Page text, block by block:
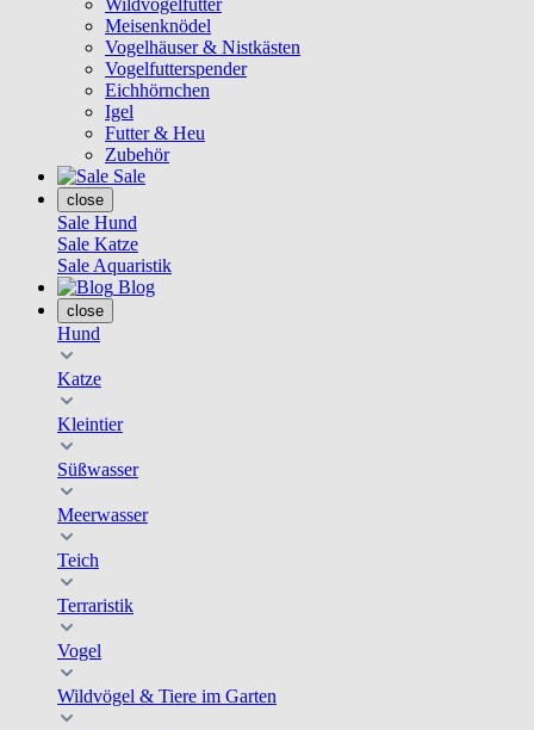
Wildvogelfutter
Meisenknödel
Vogelhäuser & Nistkästen
Vogelfutterspender
Eichhörnchen
Igel
Futter & Heu
Zubehör
Sale
close
Sale Hund
Sale Katze
Sale Aquaristik
Blog
close
Hund
Katze
Kleintier
Süßwasser
Meerwasser
Teich
Terraristik
Vogel
Wildvögel & Tiere im Garten